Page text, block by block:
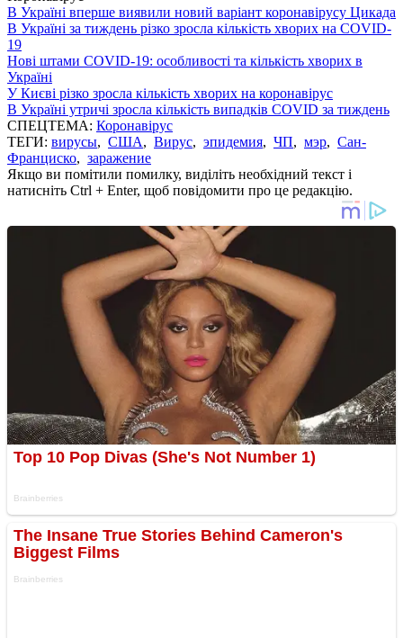
В Україні вперше виявили новий варіант коронавірусу Цикада
В Україні за тиждень різко зросла кількість хворих на COVID-
19
Нові штами COVID-19: особливості та кількість хворих в
Україні
У Києві різко зросла кількість хворих на коронавірус
В Україні утричі зросла кількість випадків COVID за тиждень
СПЕЦТЕМА: Коронавірус
ТЕГИ: вирусы, США, Вирус, эпидемия, ЧП, мэр, Сан-
Франциско, заражение
Якщо ви помітили помилку, виділіть необхідний текст і
натисніть Ctrl + Enter, щоб повідомити про це редакцію.